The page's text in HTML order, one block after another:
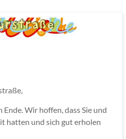
Wir hoffen, dass Sie und
hatten und sich gut erholen